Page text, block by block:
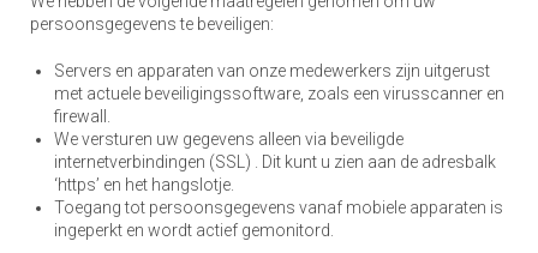
persoonsgegevens te beveiligen:
Servers en apparaten van onze medewerkers zijn uitgerust
met actuele beveiligingssoftware, zoals een virusscanner en
firewall.
We versturen uw gegevens alleen via beveiligde
internetverbindingen (SSL) . Dit kunt u zien aan de adresbalk
‘https’ en het hangslotje.
Toegang tot persoonsgegevens vanaf mobiele apparaten is
ingeperkt en wordt actief gemonitord.